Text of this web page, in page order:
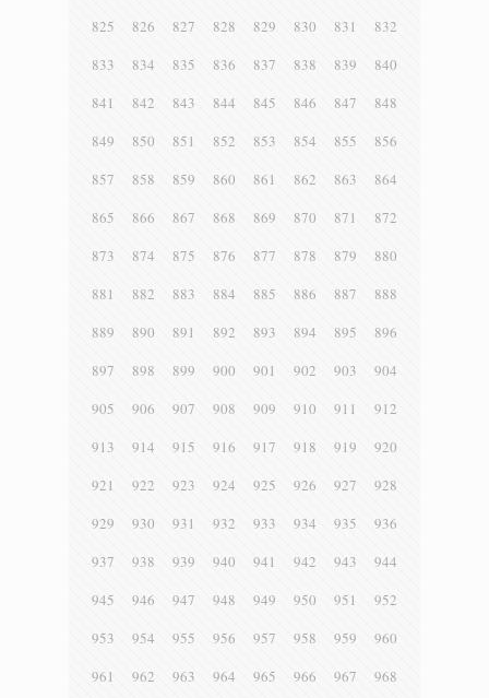
825
826 827 828 829 830 831
832
833
834 835 836 837 838 839
840
841
842 843 844 845 846 847
848
849
850 851 852 853 854 855
856
857
858 859 860 861 862 863
864
865
866 867 868 869 870 871
872
873
874 875 876 877 878 879
880
881
882 883 884 885 886 887
888
889
890 891 892 893 894 895
896
897
898 899 900 901 902 903
904
905
906 907 908 909 910 911
912
913
914 915 916 917 918 919
920
921
922 923 924 925 926 927
928
929
930 931 932 933 934 935
936
937
938 939 940 941 942 943
944
945
946 947 948 949 950 951
952
953
954 955 956 957 958 959
960
961
962 963 964 965 966 967
968